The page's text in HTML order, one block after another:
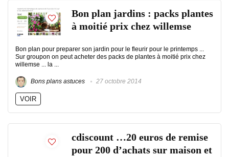
Bon plan jardins : packs plantes
à moitié prix chez willemse
Bon plan pour preparer son jardin pour le fleurir pour le printemps ...
Sur groupon on peut acheter des packs de plantes à moitié prix chez
willemse ... la ...
Bons plans astuces 27 octobre 2014
VOIR
cdiscount …20 euros de remise
pour 200 d’achats sur maison et